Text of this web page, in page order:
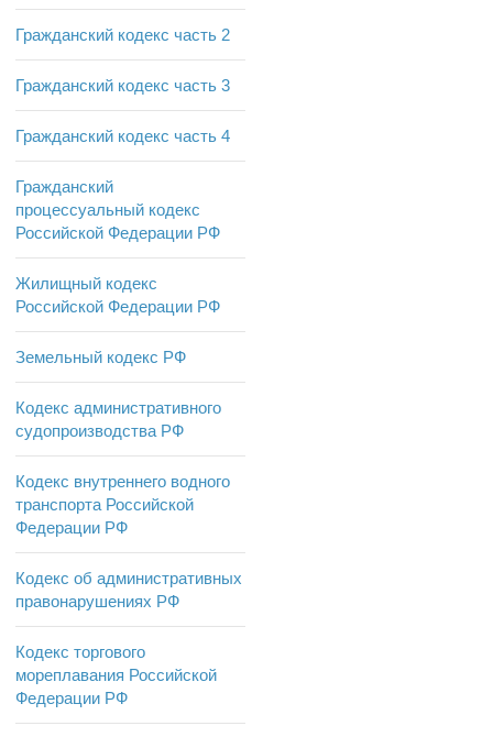
Гражданский кодекс часть 2
Гражданский кодекс часть 3
Гражданский кодекс часть 4
Гражданский
процессуальный кодекс
Российской Федерации РФ
Жилищный кодекс
Российской Федерации РФ
Земельный кодекс РФ
Кодекс административного
судопроизводства РФ
Кодекс внутреннего водного
транспорта Российской
Федерации РФ
Кодекс об административных
правонарушениях РФ
Кодекс торгового
мореплавания Российской
Федерации РФ